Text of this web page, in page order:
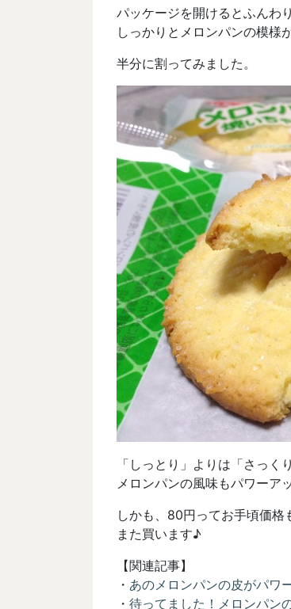
パッケージを開けるとふんわ
しっかりとメロンパンの模様
半分に割ってみました。
「しっとり」よりは「さっ
メロンパンの風味もパワーア
しかも、80円ってお手頃価格
また買います♪
【関連記事】
・ あのメロンパンの皮がパワ
・ 待ってました！メロンパン